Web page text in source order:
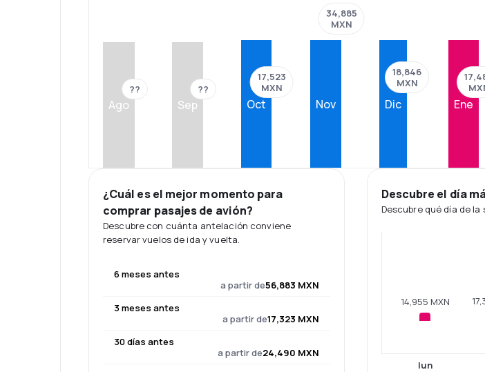
Ago
??
Sep
??
Oct
17,523
MXN
Nov
34,885
MXN
Dic
18,846
MXN
Ene
¿Cuál es el mejor momento para
comprar pasajes de avión?
Descubre con cuánta antelación conviene
reservar vuelos de ida y vuelta.
6 meses antes
a partir de56,883 MXN
3 meses antes
a partir de17,323 MXN
30 días antes
a partir de24,490 MXN
Descubre el día
Descubre qué día de
14,955 MXN
lun